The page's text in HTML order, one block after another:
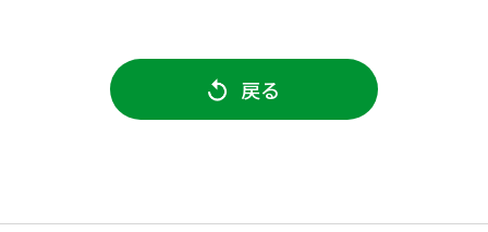
戻る